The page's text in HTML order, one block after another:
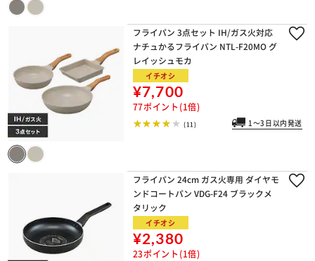
フライパン 3点セット IH/ガス火対応
ナチュかるフライパン NTL-F20MO グ
レイッシュモカ
イチオシ
¥7,700
77ポイント(1倍)
(11) 1～3日以内発送
フライパン 24cm ガス火専用 ダイヤモ
ンドコートパン VDG-F24 ブラックメ
タリック
イチオシ
¥2,380
23ポイント(1倍)